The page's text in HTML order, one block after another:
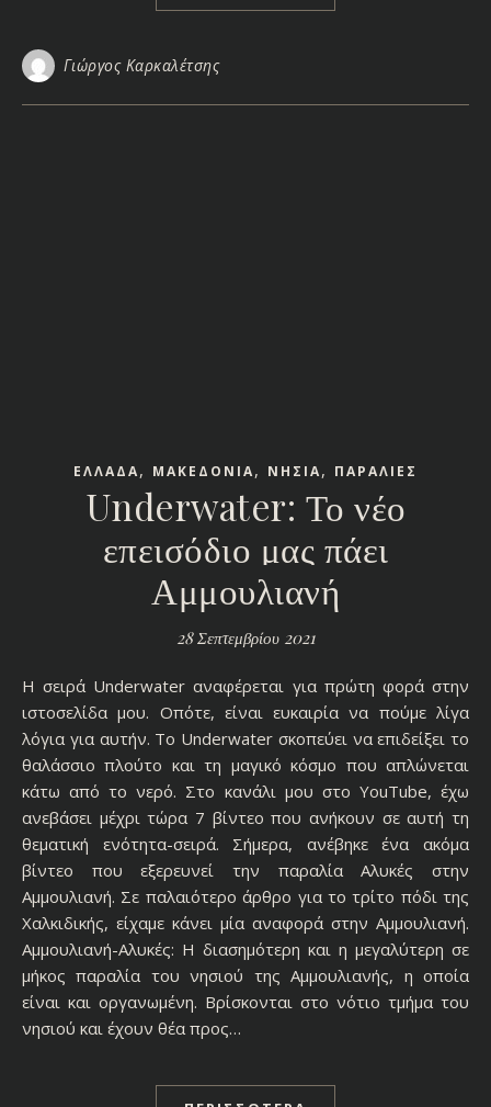
Γιώργος Καρκαλέτσης
ΕΛΛΑΔΑ, ΜΑΚΕΔΟΝΙΑ, ΝΗΣΙΑ, ΠΑΡΑΛΙΕΣ
Underwater: Το νέο
επεισόδιο μας πάει
Αμμουλιανή
28 Σεπτεμβρίου 2021
H σειρά Underwater αναφέρεται για πρώτη φορά στην
ιστοσελίδα μου. Οπότε, είναι ευκαιρία να πούμε λίγα
λόγια για αυτήν. Το Underwater σκοπεύει να επιδείξει το
θαλάσσιο πλούτο και τη μαγικό κόσμο που απλώνεται
κάτω από το νερό. Στο κανάλι μου στο YouTube, έχω
ανεβάσει μέχρι τώρα 7 βίντεο που ανήκουν σε αυτή τη
θεματική ενότητα-σειρά. Σήμερα, ανέβηκε ένα ακόμα
βίντεο που εξερευνεί την παραλία Αλυκές στην
Αμμουλιανή. Σε παλαιότερο άρθρο για το τρίτο πόδι της
Χαλκιδικής, είχαμε κάνει μία αναφορά στην Αμμουλιανή.
Αμμουλιανή-Αλυκές: Η διασημότερη και η μεγαλύτερη σε
μήκος παραλία του νησιού της Αμμουλιανής, η οποία
είναι και οργανωμένη. Βρίσκονται στο νότιο τμήμα του
νησιού και έχουν θέα προς…